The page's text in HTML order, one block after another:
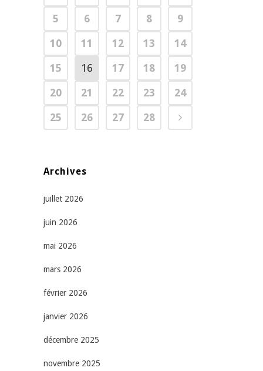
5
6 7 8
9
10
11 12 13
14
15
16 17 18
19
20
21 22 23
24
25
26 27 28
Archives
juillet 2026
juin 2026
mai 2026
mars 2026
février 2026
janvier 2026
décembre 2025
novembre 2025